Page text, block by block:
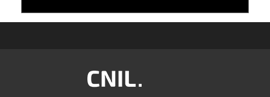
Image